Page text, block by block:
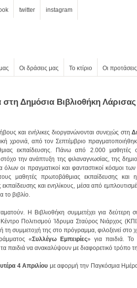
twitter instagram
Οι δράσεις μας Το κτίριο Οι
Δημόσια Βιβλιοθήκη Λάρισας
και ενήλικες διοργανώνονται συνεχώς στη
το βιβλίο.
συμμετοχή της στο πρόγραμμα, φιλοξενεί στο
«Συλλέγω Εμπειρίες
παιδιά να ανακαλύψουν με διαφορετικό τρόπο
4 Απριλίου